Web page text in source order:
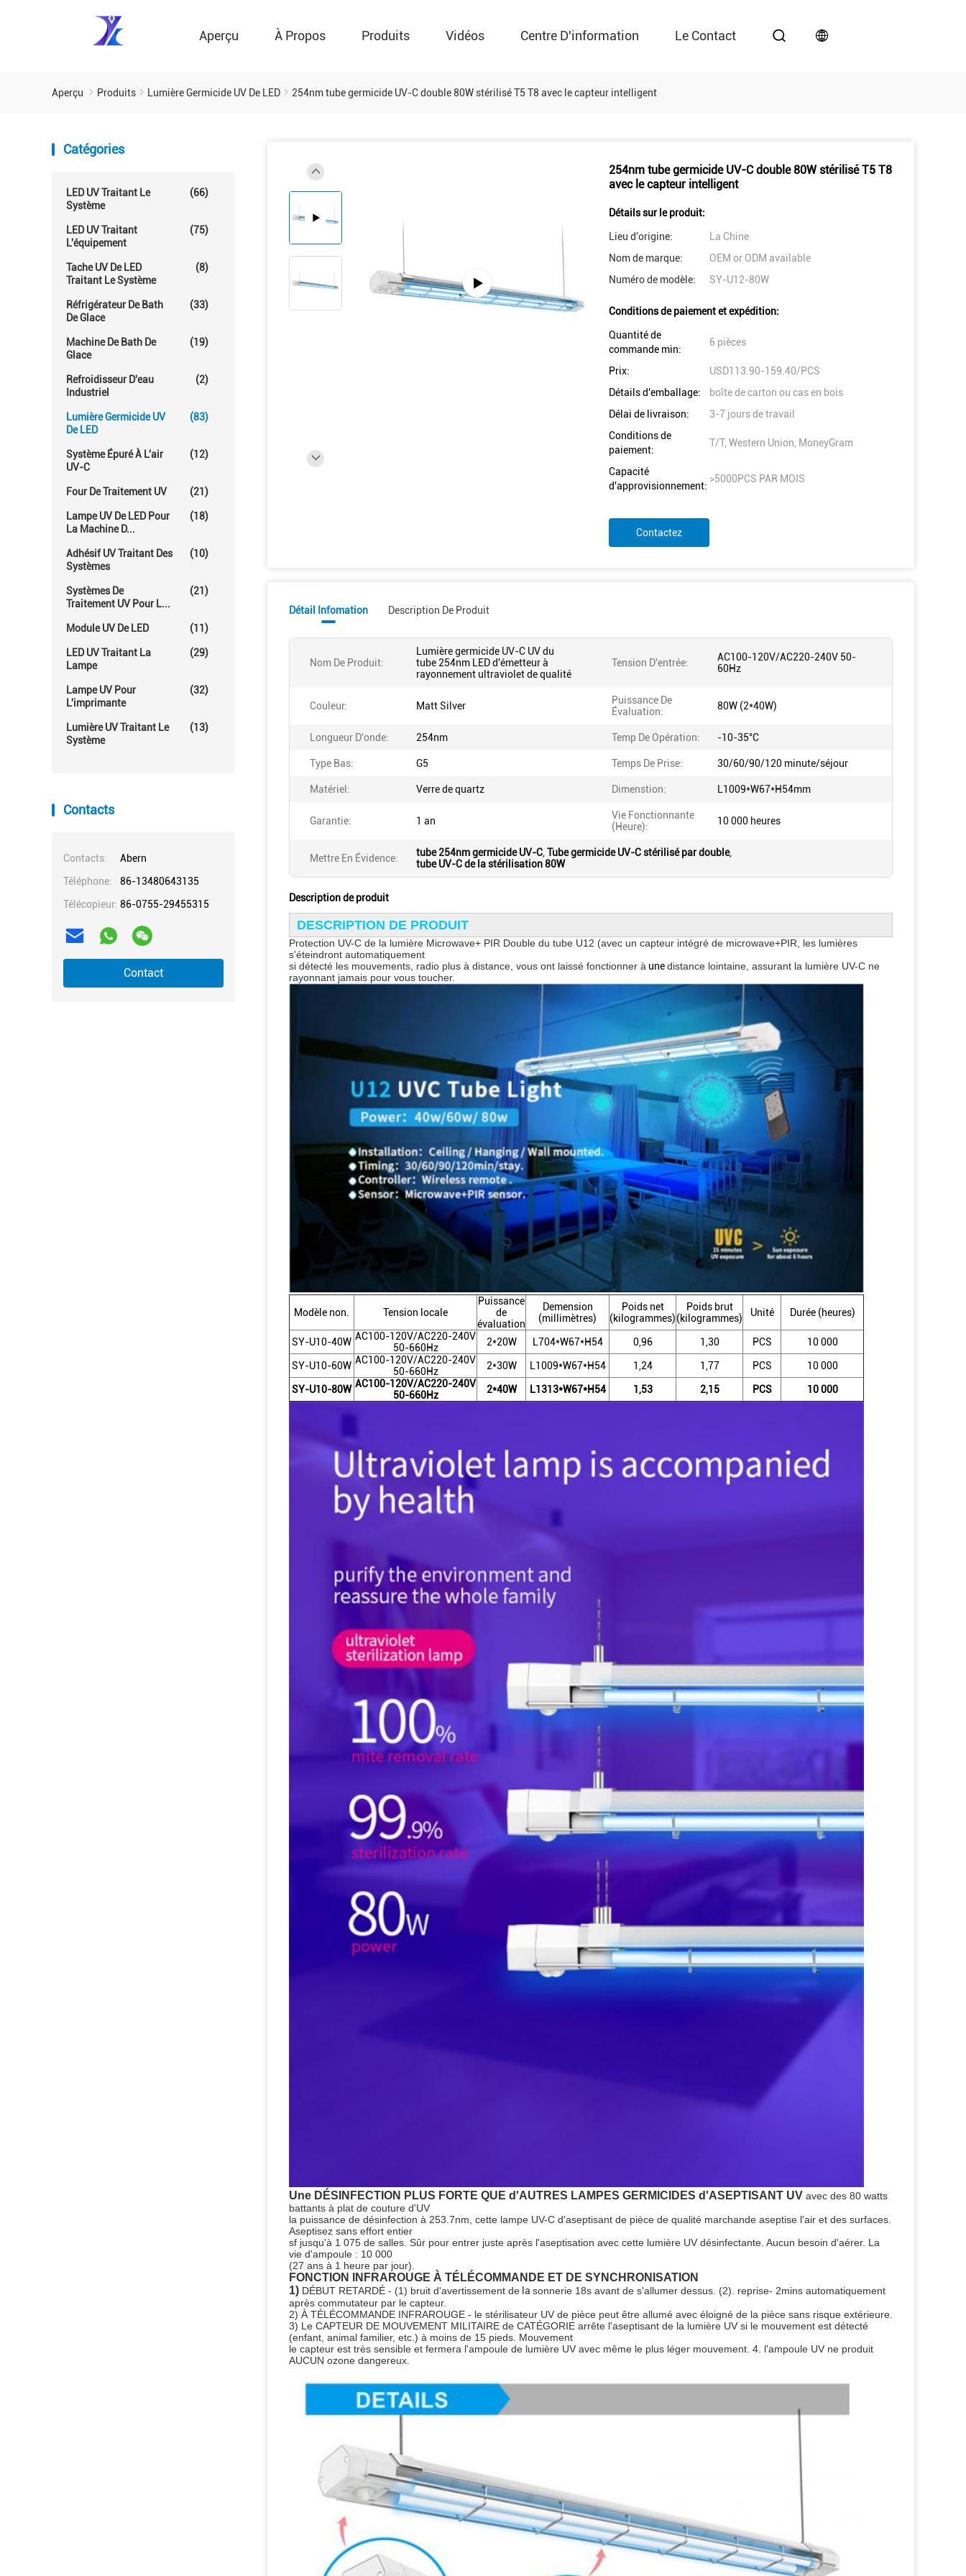
Aperçu À Propos Produits Vidéos Centre D'information Le Contact
Aperçu Produits Lumière Germicide UV De LED 254nm tube germicide UV-C double 80W stérilisé T5 T8 avec le capteur intelligent
Catégories
LED UV Traitant Le
Système
(66)
LED UV Traitant
L'équipement
(75)
Tache UV De LED
Traitant Le Système
(8)
Réfrigérateur De Bath
De Glace
(33)
Machine De Bath De
Glace
(19)
Refroidisseur D'eau
Industriel
(2)
Lumière Germicide UV
De LED
(83)
Système Épuré À L'air
UV-C
(12)
Four De Traitement UV (21)
Lampe UV De LED Pour
La Machine D...
(18)
Adhésif UV Traitant Des
Systèmes
(10)
Systèmes De
Traitement UV Pour L...
(21)
Module UV De LED (11)
LED UV Traitant La
Lampe
(29)
Lampe UV Pour
L'imprimante
(32)
Lumière UV Traitant Le
Système
(13)
Contacts
Contacts:
Abern
Téléphone:
86-13480643135
Télécopieur: 86-0755-29455315
Contact
254nm tube germicide UV-C double 80W stérilisé T5 T8
avec le capteur intelligent
Détails sur le produit:
Lieu d'origine:
La Chine
Nom de marque:
OEM or ODM available
Numéro de modèle:
SY-U12-80W
Conditions de paiement et expédition:
Quantité de
commande min:
6 pièces
Prix:
USD113.90-159.40/PCS
Détails d'emballage:
boîte de carton ou cas en bois
Délai de livraison:
3-7 jours de travail
Conditions de
paiement:
T/T, Western Union, MoneyGram
Capacité
d'approvisionnement:
>5000PCS PAR MOIS
Contactez
Détail Infomation Description De Produit
Nom De Produit:
Lumière germicide UV-C UV du
tube 254nm LED d'émetteur à
rayonnement ultraviolet de qualité
Tension D'entrée:
AC100-120V/AC220-240V 50-
60Hz
Couleur: Matt Silver
Puissance De
Évaluation:
80W (2*40W)
Longueur D'onde: 254nm Temp De Opération: -10-35°C
Type Bas: G5 Temps De Prise: 30/60/90/120 minute/séjour
Matériel: Verre de quartz Dimenstion: L1009*W67*H54mm
Garantie: 1 an
Vie Fonctionnante
(heure):
10 000 heures
Mettre En Évidence: tube 254nm germicide UV-C Tube germicide UV-C stérilisé par double,
tube UV-C de la stérilisation 80W
Description de produit
DESCRIPTION DE PRODUIT
Protection UV-C de la lumière Microwave+ PIR Double du tube U12 (avec un capteur intégré de microwave+PIR, les lumières
s'éteindront automatiquement
si détecté les mouvements, radio plus à distance, vous ont laissé fonctionner à unedistance lointaine, assurant la lumière UV-C ne
rayonnant jamais pour vous toucher.
Modèle non. Tension locale
Puissance
de
évaluation
Demension
(millimètres)
Poids net
(kilogrammes)
Poids brut
(kilogrammes)
Unité Durée (heures)
SY-U10-40W AC100-120V/AC220-240V
50-660Hz
2*20W L704*W67*H54 0,96 1,30 PCS 10 000
SY-U10-60W AC100-120V/AC220-240V
50-660Hz
2*30W L1009*W67*H54 1,24 1,77 PCS 10 000
SY-U10-80W AC100-120V/AC220-240V
50-660Hz
2*40W L1313*W67*H54 1,53 2,15 PCS 10 000
Une DÉSINFECTION PLUS FORTE QUE d'AUTRES LAMPES GERMICIDES d'ASEPTISANT UV avec des 80 watts
battants à plat de couture d'UV
la puissance de désinfection à 253.7nm, cette lampe UV-C d'aseptisant de pièce de qualité marchande aseptise l'air et des surfaces.
Aseptisez sans effort entier
sf jusqu'à 1 075 de salles. Sûr pour entrer juste après l'aseptisation avec cette lumière UV désinfectante. Aucun besoin d'aérer. La
vie d'ampoule : 10 000
(27 ans à 1 heure par jour).
FONCTION INFRAROUGE À TÉLÉCOMMANDE ET DE SYNCHRONISATION
1) DÉBUT RETARDÉ - (1) bruit d'avertissement de la sonnerie 18s avant de s'allumer dessus. (2). reprise- 2mins automatiquement
après commutateur par le capteur.
2) À TÉLÉCOMMANDE INFRAROUGE - le stérilisateur UV de pièce peut être allumé avec éloigné de la pièce sans risque extérieure.
3) Le CAPTEUR DE MOUVEMENT MILITAIRE de CATÉGORIE arrête l'aseptisant de la lumière UV si le mouvement est détecté
(enfant, animal familier, etc.) à moins de 15 pieds. Mouvement
le capteur est très sensible et fermera l'ampoule de lumière UV avec même le plus léger mouvement. 4. l'ampoule UV ne produit
AUCUN ozone dangereux